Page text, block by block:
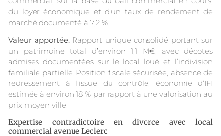
du loyer économique et d’un taux de rendement de
marché documenté à 7,2 %.
Valeur apportée.Rapport unique consolidé portant sur
un patrimoine total d’environ 1,1 M€, avec décotes
admises documentées sur le local loué et l’indivision
familiale partielle. Position fiscale sécurisée, absence de
redressement à l’issue du contrôle, économie d’IFI
estimée à environ 18 % par rapport à une valorisation au
prix moyen ville.
Expertise contradictoire en divorce avec local
commercial avenue Leclerc